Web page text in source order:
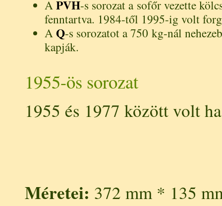
APVH-s sorozat a sofőr vezette
fenntartva. 1984-től 1995-ig volt
AQ-s sorozatot a 750 kg-nál
kapják.
1955-ös sorozat
1955 és 1977 között volt
Méretei: 372 mm * 135